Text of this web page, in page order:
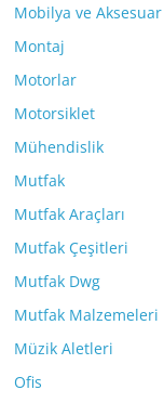
Mobilya ve Aksesuar
Montaj
Motorlar
Motorsiklet
Mühendislik
Mutfak
Mutfak Araçları
Mutfak Çeşitleri
Mutfak Dwg
Mutfak Malzemeleri
Müzik Aletleri
Ofis